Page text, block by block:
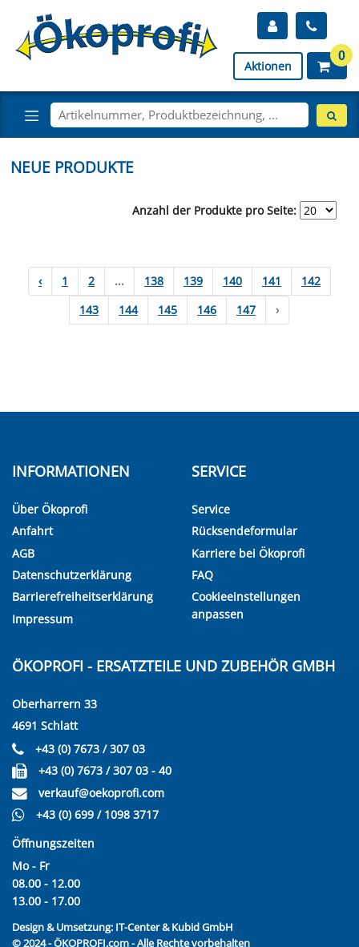
Aktionen
0
NEUE PRODUKTE
Anzahl der Produkte pro Seite:
‹ 1 2 ... 138 139 140 141
142
143
144 145 146 147 ›
INFORMATIONEN
Über Ökoprofi
Anfahrt
AGB
Datenschutzerklärung
Barrierefreiheitserklärung
Impressum
SERVICE
Service
Rücksendeformular
Karriere bei Ökoprofi
FAQ
Cookieeinstellungen
anpassen
ÖKOPROFI - ERSATZTEILE UND ZUBEHÖR GMBH
Oberharrern 33
4691 Schlatt
+43 (0) 7673 / 307 03
+43 (0) 7673 / 307 03 - 40
verkauf@oekoprofi.com
+43 (0) 699 / 1098 3717
Öffnungszeiten
Mo - Fr
08.00 - 12.00
13.00 - 17.00
Design & Umsetzung: IT-Center & Kubid GmbH
© 2024 - ÖKOPROFI.com - Alle Rechte vorbehalten